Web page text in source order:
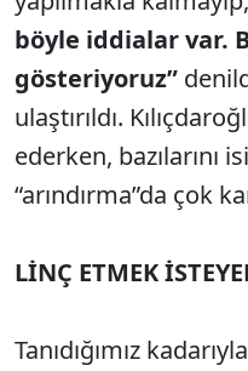
böyle iddialar var.
gösteriyoruz”
ulaştırıldı.
ederken, bazılarını
“arındırma”da çok
LİNÇ ETMEK
Tanıdığımız